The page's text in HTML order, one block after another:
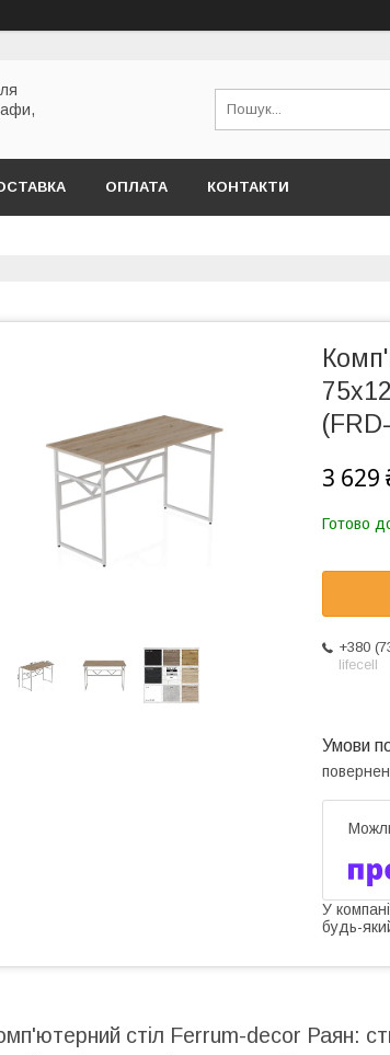
ОПЛАТА КОНТАКТИ
3 629
Готово
+380
lifecell
У
будь-
стіл Ferrum-decor Раян: